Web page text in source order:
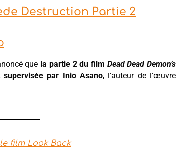
Destruction Partie 2
que la partie 2 du film Dead Dead Demon’s
supervisée par Inio Asano, l’auteur de l’œuvre
film Look Back